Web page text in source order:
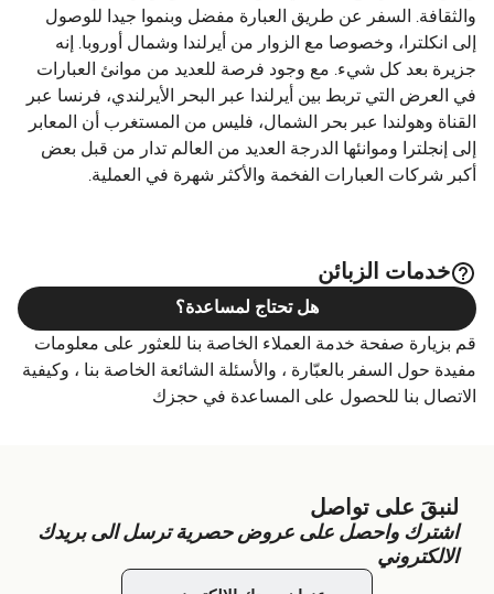
والثقافة. السفر عن طريق العبارة مفضل وبنموا جيدا للوصول
إلى انكلترا، وخصوصا مع الزوار من أيرلندا وشمال أوروبا. إنه
جزيرة بعد كل شيء. مع وجود فرصة للعديد من موانئ العبارات
في العرض التي تربط بين أيرلندا عبر البحر الأيرلندي، فرنسا عبر
القناة وهولندا عبر بحر الشمال، فليس من المستغرب أن المعابر
إلى إنجلترا وموانئها الدرجة العديد من العالم تدار من قبل بعض
أكبر شركات العبارات الفخمة والأكثر شهرة في العملية.
خدمات الزبائن
قم بزيارة صفحة خدمة العملاء الخاصة بنا للعثور على معلومات
مفيدة حول السفر بالعبّارة ، والأسئلة الشائعة الخاصة بنا ، وكيفية
الاتصال بنا للحصول على المساعدة في حجزك
هل تحتاج لمساعدة؟
لنبقَ على تواصل
اشترك واحصل على عروض حصرية ترسل الى بريدك
الالكتروني